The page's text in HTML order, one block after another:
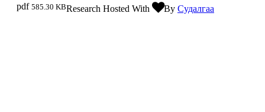
pdf 585.30 KBResearch Hosted With By Судалгаа